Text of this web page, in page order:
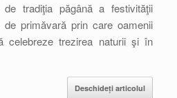
tradiţia păgână a festivităţii
de primăvară prin care oamenii
celebreze trezirea naturii şi în
Deschideți articolul